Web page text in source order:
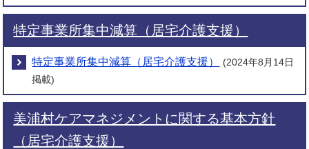
特定事業所集中減算（居宅介護支援）
特定事業所集中減算（居宅介護支援）
(2024年8月14日
掲載)
美浦村ケアマネジメントに関する基本方針
（居宅介護支援）